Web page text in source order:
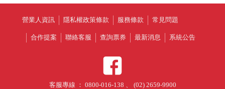
營業人資訊 隱私權政策條款 服務條款 常見問題
合作提案 聯絡客服 查詢票券 最新消息 系統公告
客服專線 ： 0800-016-138 、 (02) 2659-9900